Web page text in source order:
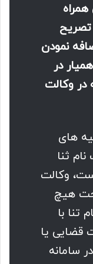
تصریح
نمودن
در
در وکالت
های
ثنا
وکالت
هیچ
تنا با
قضایی یا
سامانه